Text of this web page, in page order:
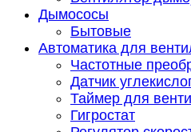
Дымососы
Бытовые
Автоматика для
Частотные
Датчик
Таймер для
Гигростат